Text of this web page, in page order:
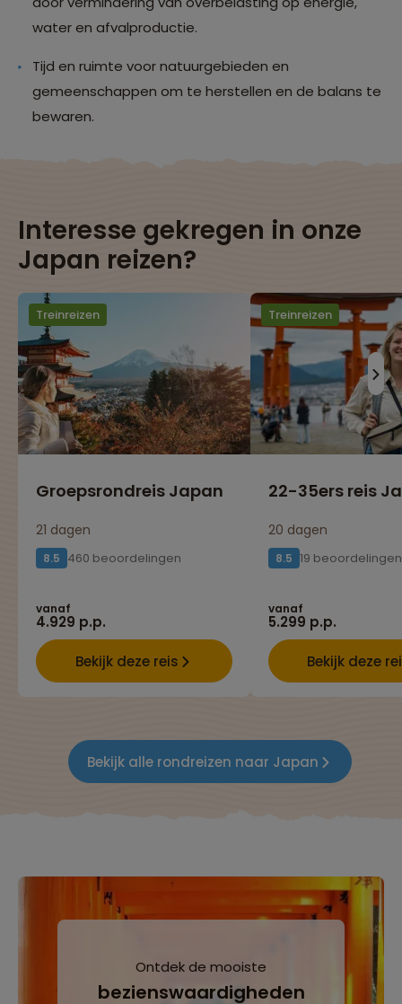
water en afvalproductie.
Tijd en ruimte voor natuurgebieden en
gemeenschappen om te herstellen en de balans te
bewaren.
Interesse gekregen in onze
Japan reizen?
Treinreizen
Groepsrondreis Japan
21 dagen
8.5 460 beoordelingen
vanaf
4.929 p.p.
Bekijk deze reis
Treinreizen
22-35ers reis
20 dagen
8.5 19 beoordelingen
vanaf
5.299 p.p.
Bekijk deze
Bekijk alle rondreizen naar Japan
Ontdek de mooiste
bezienswaardigheden